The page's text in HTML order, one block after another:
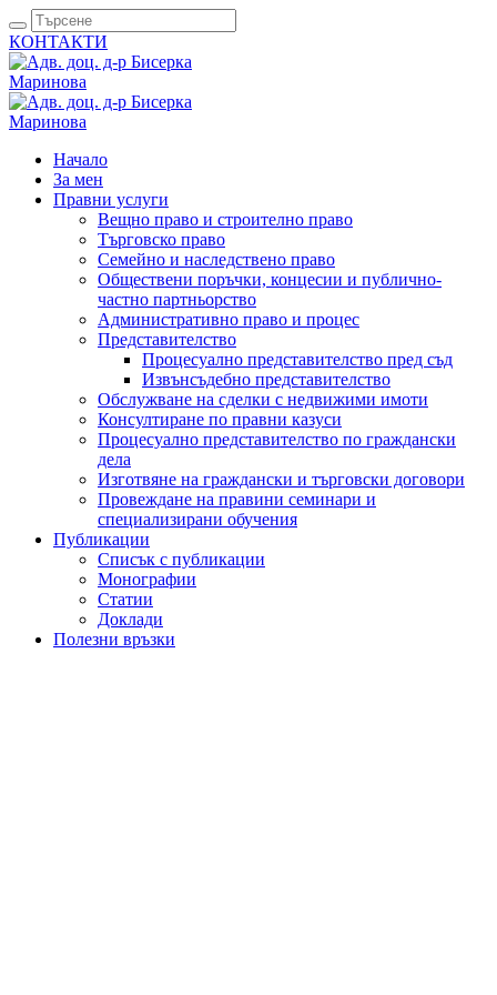
КОНТАКТИ
Начало
За мен
Правни услуги
Вещно право и строително право
Търговско право
Семейно и наследствено право
Обществени поръчки, концесии и публично-
частно партньорство
Административно право и процес
Представителство
Процесуално представителство пред съд
Извънсъдебно представителство
Обслужване на сделки с недвижими имоти
Консултиране по правни казуси
Процесуално представителство по граждански
дела
Изготвяне на граждански и търговски договори
Провеждане на правини семинари и
специализирани обучения
Публикации
Списък с публикации
Монографии
Статии
Доклади
Полезни връзки